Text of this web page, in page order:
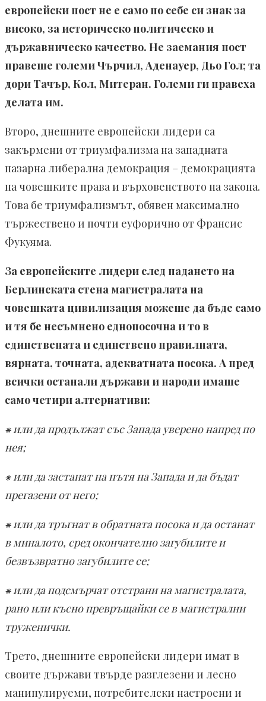
европейски пост не е само по себе си знак за
високо, за историческо политическо и
държавническо качество. Не заемания пост
правеше големи Чърчил, Аденауер, Дьо Гол; та
дори Тачър, Кол, Митеран. Големи ги правеха
делата им.
Второ, днешните европейски лидери са
закърмени от триумфализма на западната
пазарна либерална демокрация – демокрацията
на човешките права и върховенството на закона.
Това бе триумфализмът, обявен максимално
тържествено и почти еуфорично от Франсис
Фукуяма.
За европейските лидери след падането на
Берлинската стена магистралата на
човешката цивилизация можеше да бъде само
и тя бе несъмнено еднопосочна и то в
единствената и единствено правилната,
вярната, точната, адекватната посока. А пред
всички останали държави и народи имаше
само четири алтернативи:
⁕ или да продължат със Запада уверено напред по
нея;
⁕ или да застанат на пътя на Запада и да бъдат
прегазени от него;
⁕ или да тръгнат в обратната посока и да останат
в миналото, сред окончателно загубилите и
безвъзвратно загубилите се;
⁕ или да подсмърчат отстрани на магистралата,
рано или късно превръщайки се в магистрални
труженички.
Трето, днешните европейски лидери имат в
своите държави твърде разглезени и лесно
манипулируеми, потребителски настроени и